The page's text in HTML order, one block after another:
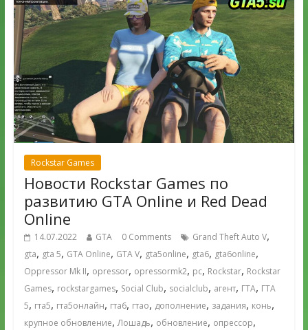
Rockstar Games
Новости Rockstar Games по
развитию GTA Online и Red Dead
Online
14.07.2022 GTA 0 Comments Grand Theft Auto V,
gta, gta 5, GTA Online, GTA V, gta5online, gta6, gta6online,
Oppressor Mk II, opressor, opressormk2, pc, Rockstar, Rockstar
Games, rockstargames, Social Club, socialclub, агент, ГТА, ГТА
5, гта5, гта5онлайн, гта6, гтао, дополнение, задания, конь,
крупное обновление,Лошадь, обновление, опрессор,